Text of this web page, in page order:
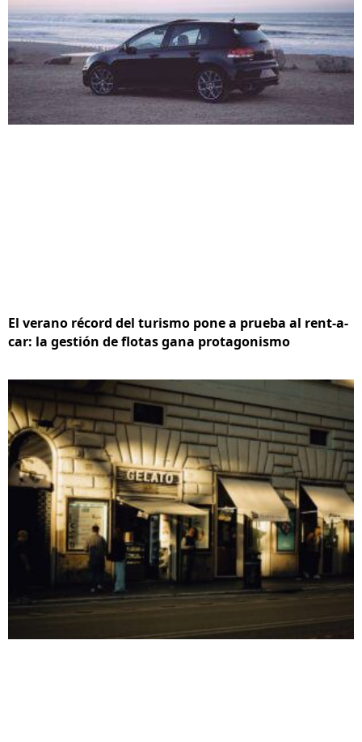
El verano récord del turismo pone a prueba al rent-a-
car: la gestión de flotas gana protagonismo